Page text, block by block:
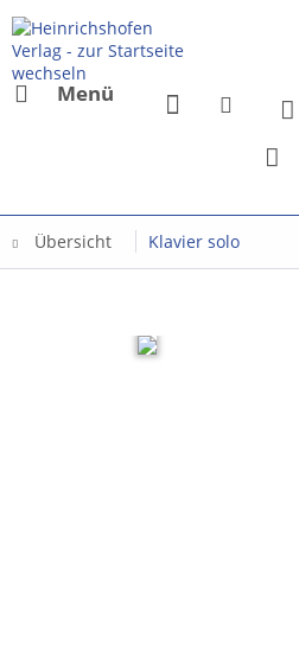
Menü
Übersicht Klavier solo